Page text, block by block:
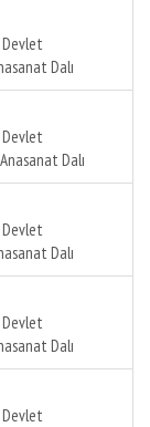
Dalı
Dalı
Dalı
Dalı